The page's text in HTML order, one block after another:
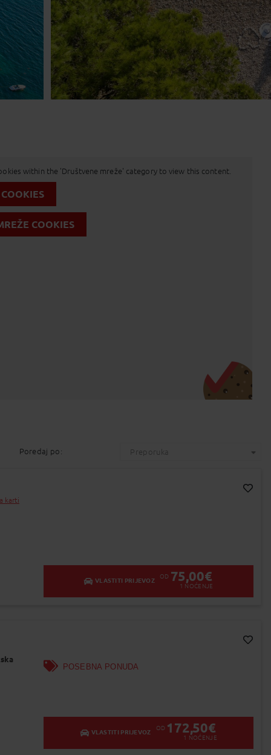
within the 'Društvene mreže' category to view this content.
COOKIES
Poredaj po: Preporuka
karti
VLASTITI PRIJEVOZ
OD 75,00€
1 NOĆENJE
POSEBNA PONUDA
VLASTITI PRIJEVOZ
OD 172,50€
1 NOĆENJE